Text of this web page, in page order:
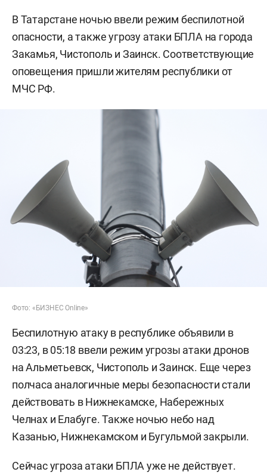
В Татарстане ночью ввели режим беспилотной
опасности, а также угрозу атаки БПЛА на города
Закамья, Чистополь и Заинск. Соответствующие
оповещения пришли жителям республики от
МЧС РФ.
Фото: «БИЗНЕС Online»
Беспилотную атаку в республике объявили в
03:23, в 05:18 ввели режим угрозы атаки дронов
на Альметьевск, Чистополь и Заинск. Еще через
полчаса аналогичные меры безопасности стали
действовать в Нижнекамске, Набережных
Челнах и Елабуге. Также ночью небо над
Казанью, Нижнекамском и Бугульмой закрыли.
Сейчас угроза атаки БПЛА уже не действует.